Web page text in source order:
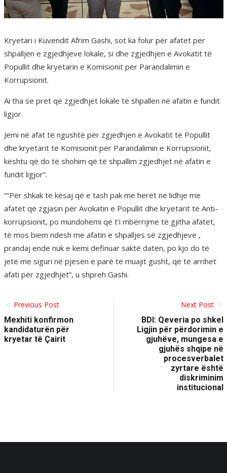
Kryetari i Kuvendit Afrim Gashi, sot ka folur për afatet për
shpalljen e zgjedhjeve lokale, si dhe zgjedhjen e Avokatit të
Popullit dhe kryetarin e Komisionit për Parandalimin e
Korrupsionit.
Ai tha se pret që zgjedhjet lokale të shpallen në afatin e fundit
ligjor.
Jemi në afat të ngushtë për zgjedhjen e Avokatit të Popullit
dhe kryetarit të Komisionit për Parandalimin e Korrupsionit,
kështu që do të shohim që të shpallim zgjedhjet në afatin e
fundit ligjor”.
““Për shkak të kësaj që e tash pak më herët në lidhje me
afatet që zgjasin për Avokatin e Popullit dhe kryetarit të Anti-
korrupsionit, po mundohemi që t’i mbërrijmë të gjitha afatet,
të mos biem ndesh me afatin e shpalljes së zgjedhjeve ,
prandaj ende nuk e kemi definuar saktë datën, po kjo do të
jetë me siguri në pjesën e parë të muajit gusht, që të arrihet
afati për zgjedhjet”, u shpreh Gashi.
Previous Post
Mexhiti konfirmon
kandidaturën për
kryetar të Çairit
Next Post
BDI: Qeveria po shkel
Ligjin për përdorimin e
gjuhëve, mungesa e
gjuhës shqipe në
procesverbalet
zyrtare është
diskriminim
institucional